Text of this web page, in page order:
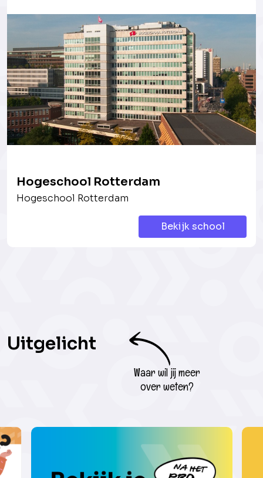
Hogeschool Rotterdam
Hogeschool Rotterdam
Bekijk school
Uitgelicht
Waar wil jij meer
over weten?